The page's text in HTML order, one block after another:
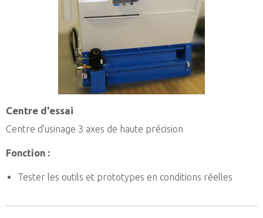
Centre d'essai
Centre d'usinage 3 axes de haute précision
Fonction :
Tester les outils et prototypes en conditions réelles